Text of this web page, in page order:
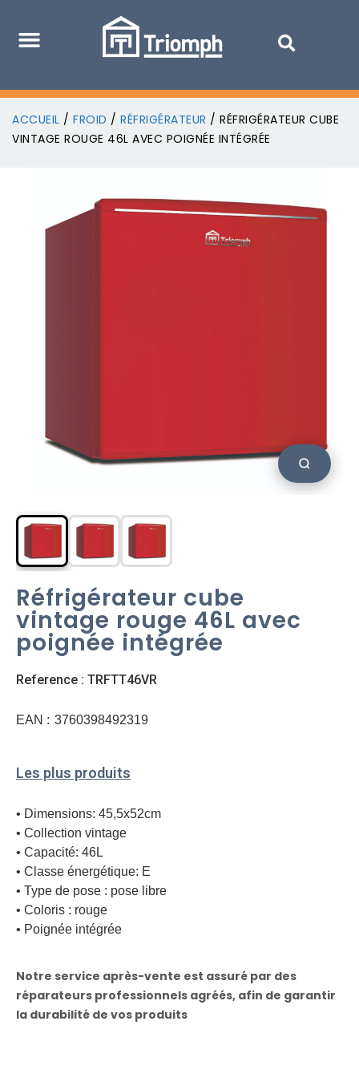
ACCUEIL / FROID / RÉFRIGÉRATEUR / RÉFRIGÉRATEUR CUBE
VINTAGE ROUGE 46L AVEC POIGNÉE INTÉGRÉE
Réfrigérateur cube
vintage rouge 46L avec
poignée intégrée
Reference : TRFTT46VR
EAN : 3760398492319
Les plus produits
• Dimensions: 45,5x52cm
• Collection vintage
• Capacité: 46L
• Classe énergétique: E
• Type de pose : pose libre
• Coloris : rouge
• Poignée intégrée
Notre service après-vente est assuré par des
réparateurs professionnels agréés, afin de garantir
la durabilité de vos produits